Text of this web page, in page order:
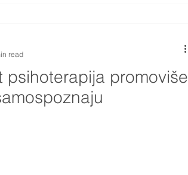
psihoterapija promoviše
read